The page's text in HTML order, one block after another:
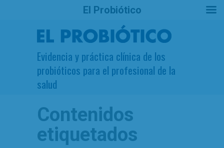
Evidencia y práctica clínica de los
probióticos para el profesional de la
salud
Contenidos
etiquetados
El Probiótico